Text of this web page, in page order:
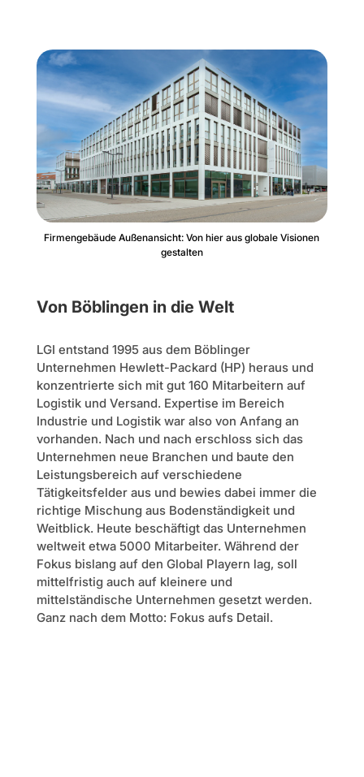
Von Böblingen in die Welt
LGI entstand 1995 aus dem Böblinger
Unternehmen Hewlett-Packard (HP) heraus und
konzentrierte sich mit gut 160 Mitarbeitern auf
Logistik und Versand. Expertise im Bereich
Industrie und Logistik war also von Anfang an
vorhanden. Nach und nach erschloss sich das
Unternehmen neue Branchen und baute den
Leistungsbereich auf verschiedene
Tätigkeitsfelder aus und bewies dabei immer die
richtige Mischung aus Bodenständigkeit und
Weitblick. Heute beschäftigt das Unternehmen
weltweit etwa 5000 Mitarbeiter. Während der
Fokus bislang auf den Global Playern lag, soll
mittelfristig auch auf kleinere und
mittelständische Unternehmen gesetzt werden.
Ganz nach dem Motto: Fokus aufs Detail.
Firmengebäude Außenansicht: Von hier aus globale Visionen
gestalten